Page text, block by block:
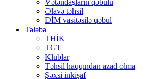
Əlavə təhsil
DİM vasitəsilə qəbul
Tələbə
THİK
TGT
Klublar
Təhsil haqqından azad olma
Şəxsi inkişaf